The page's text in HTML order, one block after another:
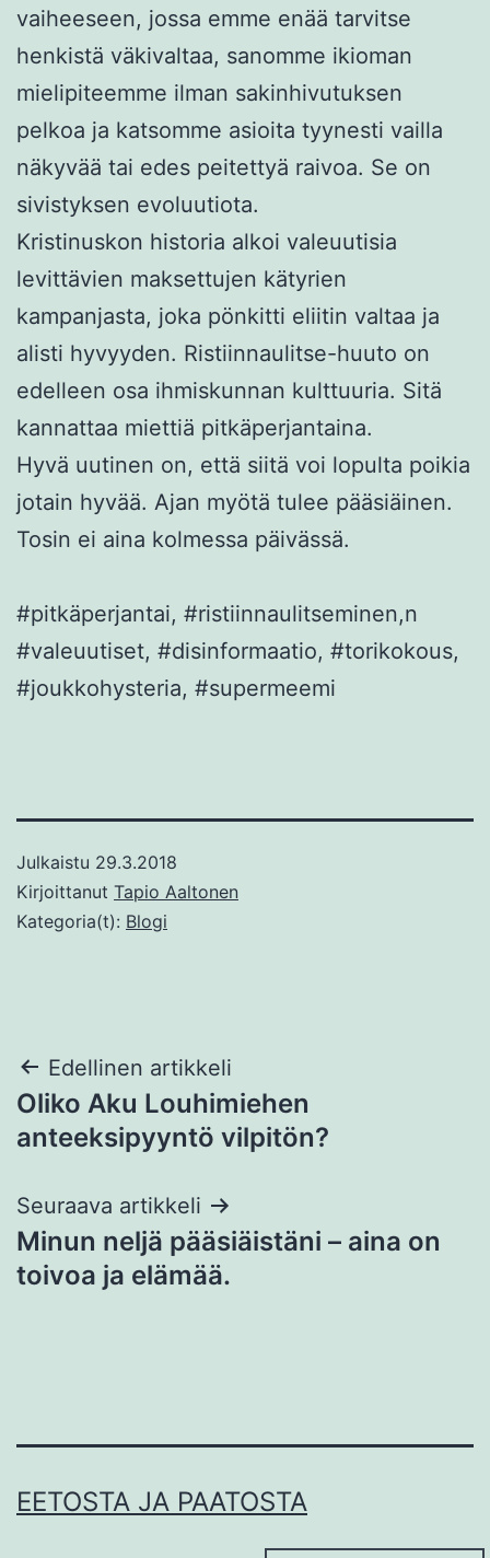
vaiheeseen, jossa emme enää tarvitse
henkistä väkivaltaa, sanomme ikioman
mielipiteemme ilman sakinhivutuksen
pelkoa ja katsomme asioita tyynesti vailla
näkyvää tai edes peitettyä raivoa. Se on
sivistyksen evoluutiota.
Kristinuskon historia alkoi valeuutisia
levittävien maksettujen kätyrien
kampanjasta, joka pönkitti eliitin valtaa ja
alisti hyvyyden. Ristiinnaulitse-huuto on
edelleen osa ihmiskunnan kulttuuria. Sitä
kannattaa miettiä pitkäperjantaina.
Hyvä uutinen on, että siitä voi lopulta poikia
jotain hyvää. Ajan myötä tulee pääsiäinen.
Tosin ei aina kolmessa päivässä.
#pitkäperjantai, #ristiinnaulitseminen,n
#valeuutiset, #disinformaatio, #torikokous,
#joukkohysteria, #supermeemi
Julkaistu 29.3.2018
Kirjoittanut Tapio Aaltonen
Kategoria(t): Blogi
Artikkelien
selaus
Edellinen artikkeli
Oliko Aku Louhimiehen
anteeksipyyntö vilpitön?
Seuraava artikkeli
Minun neljä pääsiäistäni – aina on
toivoa ja elämää.
EETOSTA JA PAATOSTA